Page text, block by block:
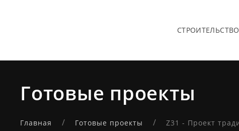
СТРОИТЕЛЬСТВО
Готовые проекты
Главная Готовые проекты